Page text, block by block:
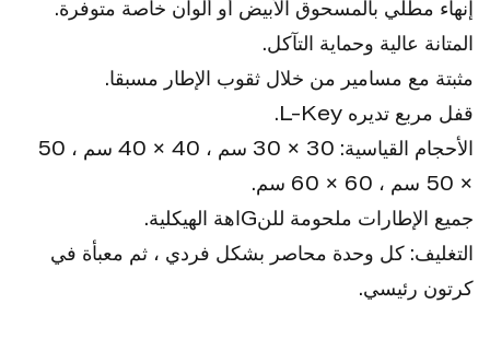
إنهاء مطلي بالمسحوق الأبيض أو ألوان خاصة متوفرة.
المتانة عالية وحماية التآكل.
مثبتة مع مسامير من خلال ثقوب الإطار مسبقا.
قفل مربع تديره L-Key.
الأحجام القياسية: 30 × 30 سم ، 40 × 40 سم ، 50
× 50 سم ، 60 × 60 سم.
جميع الإطارات ملحومة للنGاهة الهيكلية.
التغليف: كل وحدة محاصر بشكل فردي ، ثم معبأة في
كرتون رئيسي.